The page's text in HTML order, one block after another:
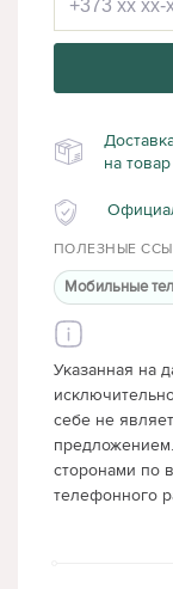
на
ПОЛЕЗНЫЕ
Мобильные
Указанная на
себе не
сторонами по
телефонного